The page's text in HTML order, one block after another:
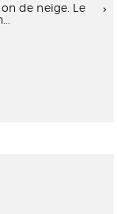
de neige. Le